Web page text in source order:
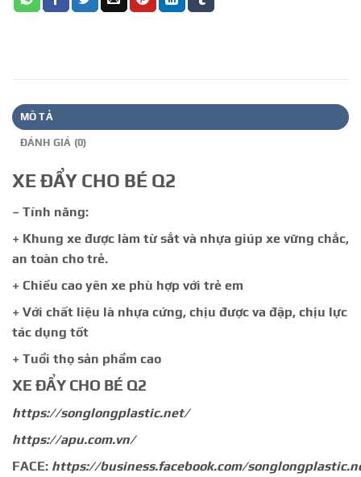
MÔ TẢ
ĐÁNH GIÁ (0)
XE ĐẨY CHO BÉ Q2
– Tính năng:
+ Khung xe được làm từ sắt và nhựa giúp xe vững chắc,
an toàn cho trẻ.
+ Chiều cao yên xe phù hợp với trẻ em
+ Với chất liệu là nhựa cứng, chịu được va đập, chịu lực
tác dụng tốt
+ Tuổi thọ sản phẩm cao
XE ĐẨY CHO BÉ Q2
https://songlongplastic.net/
https://apu.com.vn/
FACE: https://business.facebook.com/